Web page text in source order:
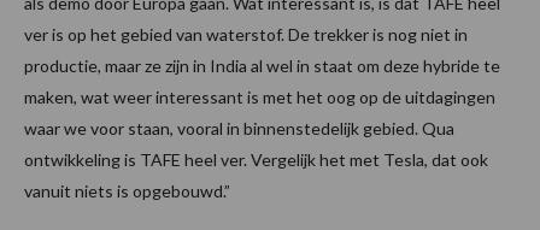
ver is op het gebied van waterstof. De trekker is nog niet in
productie, maar ze zijn in India al wel in staat om deze hybride te
maken, wat weer interessant is met het oog op de uitdagingen
waar we voor staan, vooral in binnenstedelijk gebied. Qua
ontwikkeling is TAFE heel ver. Vergelijk het met Tesla, dat ook
vanuit niets is opgebouwd.”